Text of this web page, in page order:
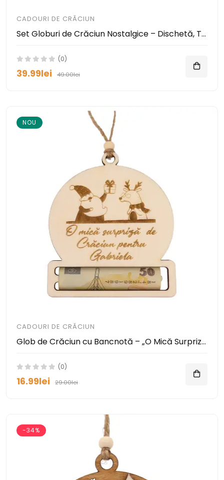
CADOURI DE CRĂCIUN
Set Globuri de Crăciun Nostalgice – Dischetă, Tamagotchi și Casetă Audio
(0)
39.99lei 49.00lei
NOU
CADOURI DE CRĂCIUN
Glob de Crăciun cu Bancnotă – „O Mică Surpriză” Personalizată cu Nume
(0)
16.99lei 29.00lei
-34%